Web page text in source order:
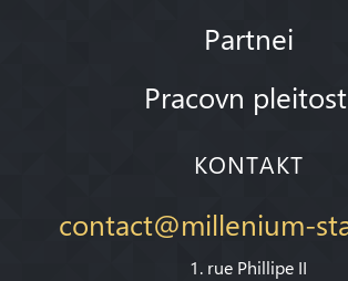
Partnei
Pracovn
KONTAKT
contact@millenium-
1. rue Phillipe II